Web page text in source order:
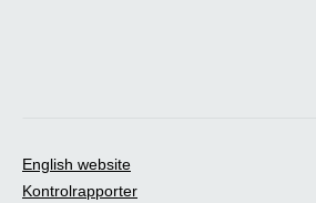
English website
Kontrolrapporter